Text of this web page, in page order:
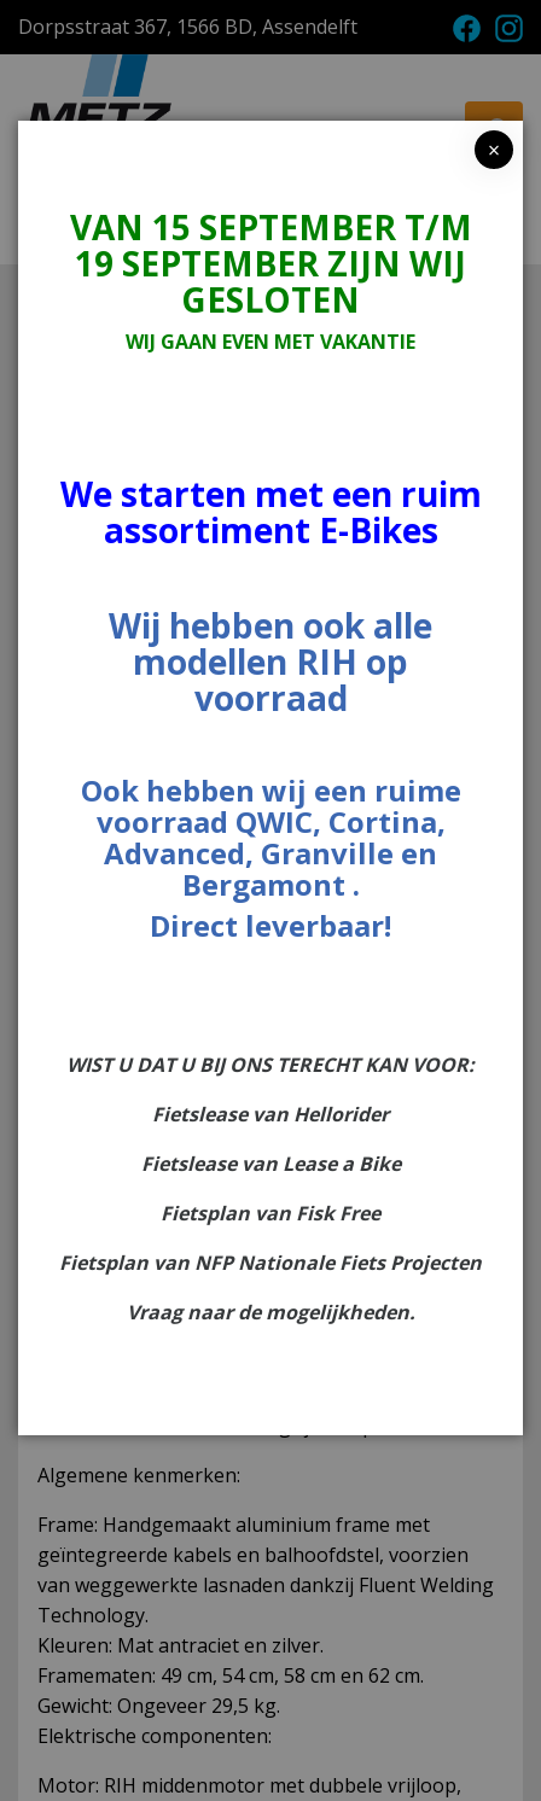
Dorpsstraat 367, 1566 BD, Assendelft
Menu Winkelwagen
Tweewielers E-bike
Omschrijving
Algemene kenmerken:
Frame: Handgemaakt aluminium frame met
geïntegreerde kabels en balhoofdstel, voorzien
van weggewerkte lasnaden dankzij Fluent Welding
Technology.
Kleuren: Mat antraciet en zilver.
Framematen: 49 cm, 54 cm, 58 cm en 62 cm.
Gewicht: Ongeveer 29,5 kg.
Elektrische componenten:
Motor: RIH middenmotor met dubbele vrijloop,
×
VAN 15 SEPTEMBER T/M
19 SEPTEMBER ZIJN WIJ
GESLOTEN
WIJ GAAN EVEN MET VAKANTIE
We starten met een ruim
assortiment E-Bikes
Wij hebben ook alle
modellen RIH op
voorraad
Ook hebben wij een ruime
voorraad QWIC, Cortina,
Advanced, Granville en
Bergamont .
Direct leverbaar!
WIST U DAT U BIJ ONS TERECHT KAN VOOR:
Fietslease van Hellorider
Fietslease van Lease a Bike
Fietsplan van Fisk Free
Fietsplan van NFP Nationale Fiets Projecten
Vraag naar de mogelijkheden.